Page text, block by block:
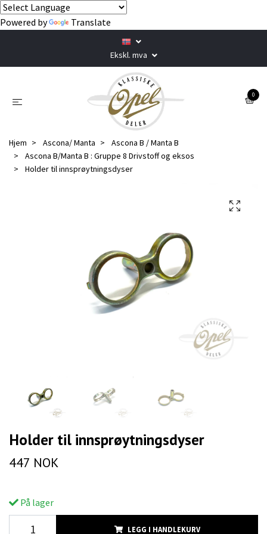
Powered by Translate
Ekskl. mva
0
Hjem Ascona/ Manta
Ascona B / Manta B
Ascona B/Manta B : Gruppe 8 Drivstoff og eksos
Holder til innsprøytningsdyser
Holder til innsprøytningsdyser
447 NOK
På lager
LEGG I HANDLEKURV